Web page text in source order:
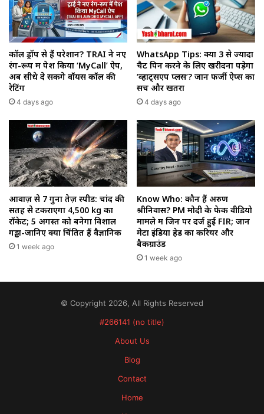
कॉल ड्रॉप से हैं परेशान? TRAI ने नए
रंग-रूप में पेश किया ‘MyCall’ ऐप,
अब सीधे दे सकेंगे वॉयस कॉल की
रेटिंग
4 days ago
WhatsApp Tips: क्या 3 से ज्यादा
चैट पिन करने के लिए खरीदना पड़ेगा
‘व्हाट्सएप प्लस’? जानें फर्जी ऐप्स का
सच और खतरा
4 days ago
आवाज़ से 7 गुना तेज़ स्पीड: चांद की
सतह से टकराएगा 4,500 kg का
रॉकेट; 5 अगस्त को बनेगा विशाल
गड्ढा-जानिए क्यों चिंतित हैं वैज्ञानिक
1 week ago
Know Who: कौन हैं अरुण
श्रीनिवास? PM मोदी के फेक वीडियो
मामले में जिन पर दर्ज हुई FIR; जानें
मेटा इंडिया हेड का करियर और
बैकग्राउंड
1 week ago
© Copyright 2026, All Rights Reserved
#266141 (no title)
About Us
Blog
Contact
Home